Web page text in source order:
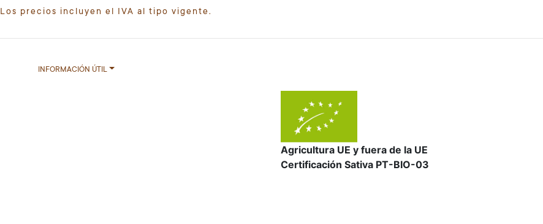
Los precios incluyen el IVA al tipo vigente.
INFORMACIÓN ÚTIL
Agricultura UE y fuera de la UE
Certificación Sativa PT-BIO-03